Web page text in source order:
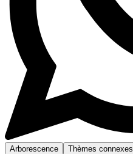
Arborescence Thèmes connexes